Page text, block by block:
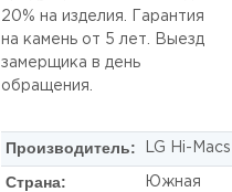
20% на изделия. Гарантия
на камень от 5 лет. Выезд
замерщика в день
обращения.
Производитель: LG Hi-Macs
Страна:
Южная